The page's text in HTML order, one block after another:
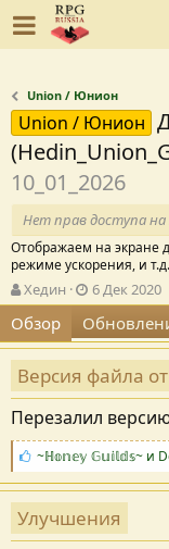
Union / Юнион
Union / Юнион
10_01_2026
Нет прав доступа на
Отображаем на экране
режиме ускорения, и т.д.
А
в
т
о
р
Хедин
Д
а
т
а
с
о
д
а
н
и
я
6 Дек 2020
Обзор
Версия файла
Перезалил
С
и
м
п
а
т
~ℍ𝕠𝕟𝕖𝕪 𝔾𝕦𝕚𝕝𝕕𝕤~и
Улучшения